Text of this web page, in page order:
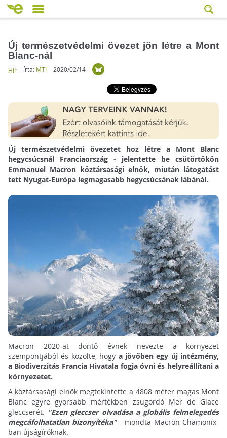
Új természetvédelmi övezet jön létre a Mont
Blanc-nál
Hír írta: MTI 2020/02/14
Új természetvédelmi övezetet hoz létre a Mont Blanc
hegycsúcsnál Franciaország - jelentette be csütörtökön
Emmanuel Macron köztársasági elnök, miután látogatást
tett Nyugat-Európa legmagasabb hegycsúcsának lábánál.
Macron 2020-at döntő évnek nevezte a környezet
szempontjából és közölte, hogy a jövőben egy új intézmény,
a Biodiverzitás Francia Hivatala fogja óvni és helyreállítani a
környezetet.
A köztársasági elnök megtekintette a 4808 méter magas Mont
Blanc egyre gyorsabb mértékben zsugordó Mer de Glace
gleccserét. "Ezen gleccser olvadása a globális felmelegedés
megcáfolhatatlan bizonyítéka"- mondta Macron Chamonix-
ban újságíróknak.